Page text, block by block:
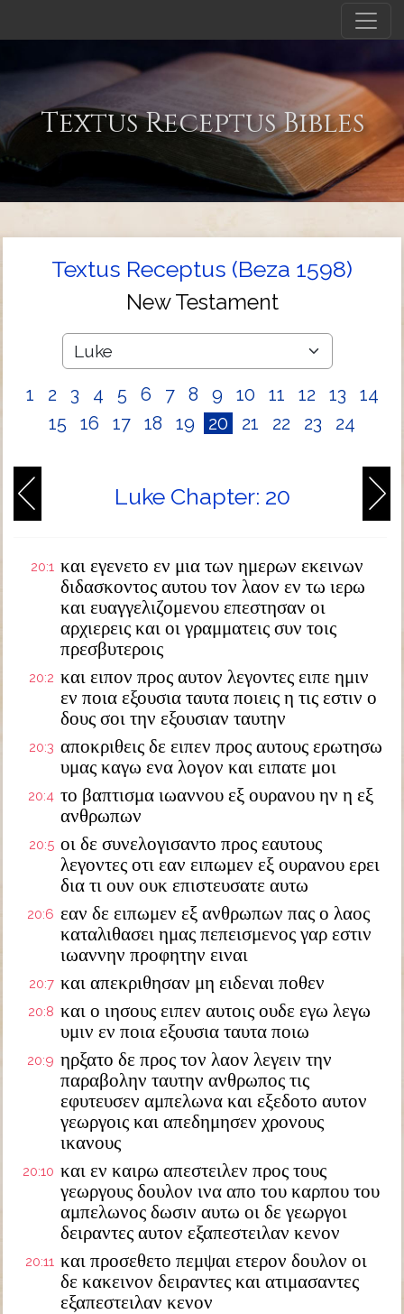
Textus Receptus Bibles
Textus Receptus (Beza 1598)
New Testament
1 2 3 4 5 6 7 8 9 10 11 12 13
14
15
16 17 18 19 20 21 22 23 24
Luke Chapter: 20
20:1 και εγενετο εν μια των ημερων εκεινων
διδασκοντος αυτου τον λαον εν τω ιερω
και ευαγγελιζομενου επεστησαν οι
αρχιερεις και οι γραμματεις συν τοις
πρεσβυτεροις
20:2 και ειπον προς αυτον λεγοντες ειπε ημιν
εν ποια εξουσια ταυτα ποιεις η τις εστιν ο
δους σοι την εξουσιαν ταυτην
20:3 αποκριθεις δε ειπεν προς αυτους ερωτησω
υμας καγω ενα λογον και ειπατε μοι
20:4 το βαπτισμα ιωαννου εξ ουρανου ην η εξ
ανθρωπων
20:5 οι δε συνελογισαντο προς εαυτους
λεγοντες οτι εαν ειπωμεν εξ ουρανου ερει
δια τι ουν ουκ επιστευσατε αυτω
20:6 εαν δε ειπωμεν εξ ανθρωπων πας ο λαος
καταλιθασει ημας πεπεισμενος γαρ εστιν
ιωαννην προφητην ειναι
20:7 και απεκριθησαν μη ειδεναι ποθεν
20:8 και ο ιησους ειπεν αυτοις ουδε εγω λεγω
υμιν εν ποια εξουσια ταυτα ποιω
20:9 ηρξατο δε προς τον λαον λεγειν την
παραβολην ταυτην ανθρωπος τις
εφυτευσεν αμπελωνα και εξεδοτο αυτον
γεωργοις και απεδημησεν χρονους
ικανους
20:10 και εν καιρω απεστειλεν προς τους
γεωργους δουλον ινα απο του καρπου του
αμπελωνος δωσιν αυτω οι δε γεωργοι
δειραντες αυτον εξαπεστειλαν κενον
20:11 και προσεθετο πεμψαι ετερον δουλον οι
δε κακεινον δειραντες και ατιμασαντες
εξαπεστειλαν κενον